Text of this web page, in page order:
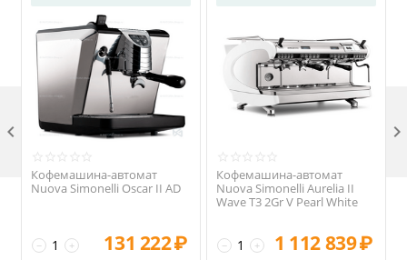
Кофемашина-автомат
Nuova Simonelli Oscar II AD
+
− 131 222₽
Кофемашина-автомат
Nuova Simonelli Aurelia II
Wave T3 2Gr V Pearl White
+
− 1 112 839₽
 